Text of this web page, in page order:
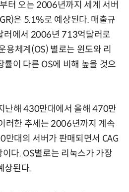
터 오는 2006년까지 세계 서버
은 5.1%로 예상된다. 매출규
러에서 2006년 713억달러로
용체계(OS) 별로는 윈도와 리
률이 다른 OS에 비해 높을 것으
난해 430만대에서 올해 470만
러한 추세는 2006년까지 계속
만대의 서버가 판매되면서 CAG
다. OS별로는 리눅스가 가장
상된다.